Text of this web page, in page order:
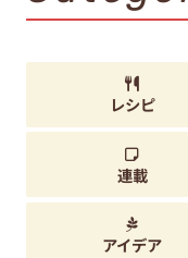
レシピ
連載
アイデア